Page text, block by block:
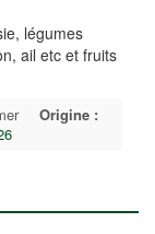
légumes
ail etc et fruits
Origine :